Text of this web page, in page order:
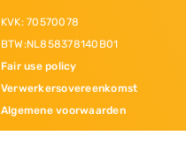
KVK: 70570078
BTW:NL858378140B01
Fair use policy
Verwerkersovereenkomst
Algemene voorwaarden